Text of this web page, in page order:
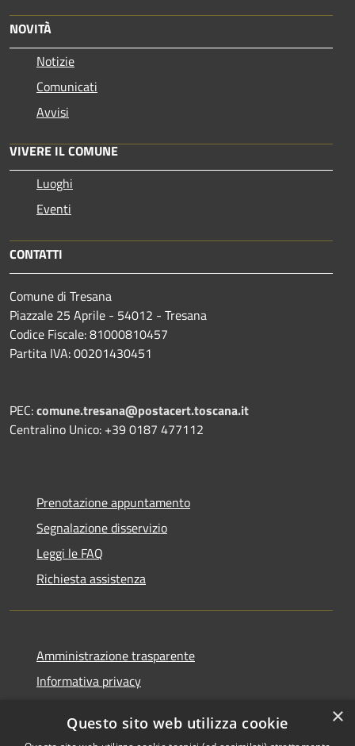
NOVITÀ
Notizie
Comunicati
Avvisi
VIVERE IL COMUNE
Luoghi
Eventi
CONTATTI
Comune di Tresana
Piazzale 25 Aprile - 54012 - Tresana
Codice Fiscale: 81000810457
Partita IVA: 00201430451
PEC:comune.tresana@postacert.toscana.it
Centralino Unico: +39 0187 477112
Prenotazione appuntamento
Segnalazione disservizio
Leggi le FAQ
Richiesta assistenza
Amministrazione trasparente
Informativa privacy
Dichiarazione di accessibilità
×
Questo sito web utilizza cookie